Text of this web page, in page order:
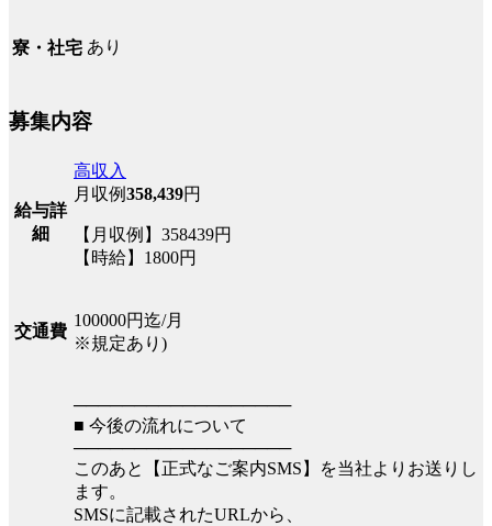
寮・社宅 あり
募集内容
給与詳
細
高収入
月収例358,439円
【月収例】358439円
【時給】1800円
交通費
100000円迄/月
※規定あり)
──────────────────
■ 今後の流れについて
──────────────────
このあと【正式なご案内SMS】を当社よりお送りし
ます。
SMSに記載されたURLから、